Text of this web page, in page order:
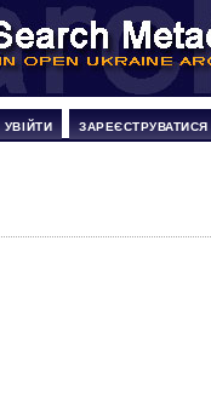
УВІЙТИ ЗАРЕЄСТРУВАТИСЯ